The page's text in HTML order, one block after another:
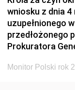
wniosku z dnia 4
uzupełnionego
przedłożonego
Prokuratora
Monitor Polski rok